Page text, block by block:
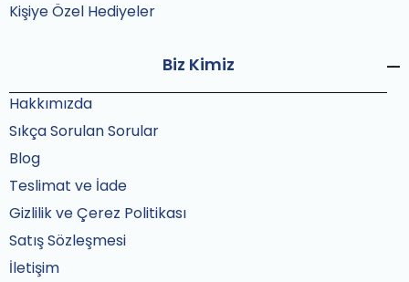
Kişiye Özel Hediyeler
Biz Kimiz
Hakkımızda
Sıkça Sorulan Sorular
Blog
Teslimat ve İade
Gizlilik ve Çerez Politikası
Satış Sözleşmesi
İletişim